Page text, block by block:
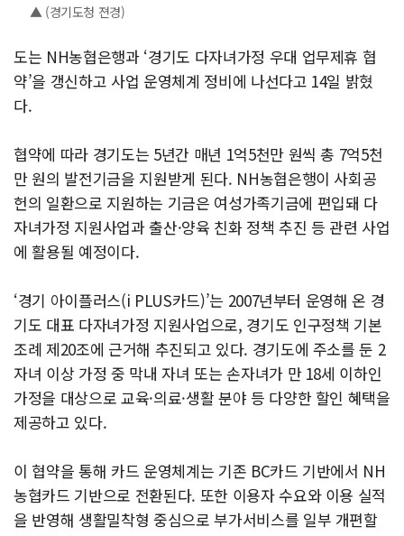
▲ (경기도청 젼경)
도는 NH농협은행과 ‘경기도 다자녀가정 우대 업무제휴 협
약’을 갱신하고 사업 운영체계 정비에 나선다고 14일 밝혔
다.
협약에 따라 경기도는 5년간 매년 1억5천만 원씩 총 7억5천
만 원의 발전기금을 지원받게 된다. NH농협은행이 사회공
헌의 일환으로 지원하는 기금은 여성가족기금에 편입돼 다
자녀가정 지원사업과 출산·양육 친화 정책 추진 등 관련 사업
에 활용될 예정이다.
‘경기 아이플러스(i PLUS카드)’는 2007년부터 운영해 온 경
기도 대표 다자녀가정 지원사업으로, 경기도 인구정책 기본
조례 제20조에 근거해 추진되고 있다. 경기도에 주소를 둔 2
자녀 이상 가정 중 막내 자녀 또는 손자녀가 만 18세 이하인
가정을 대상으로 교육·의료·생활 분야 등 다양한 할인 혜택을
제공하고 있다.
이 협약을 통해 카드 운영체계는 기존 BC카드 기반에서 NH
농협카드 기반으로 전환된다. 또한 이용자 수요와 이용 실적
을 반영해 생활밀착형 중심으로 부가서비스를 일부 개편할